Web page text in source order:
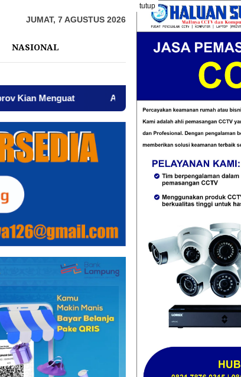
tutup
JUMAT, 7 AGUSTUS 2026
NASIONAL
AWPI Serukan Perdamaian dan Kecam Provokasi